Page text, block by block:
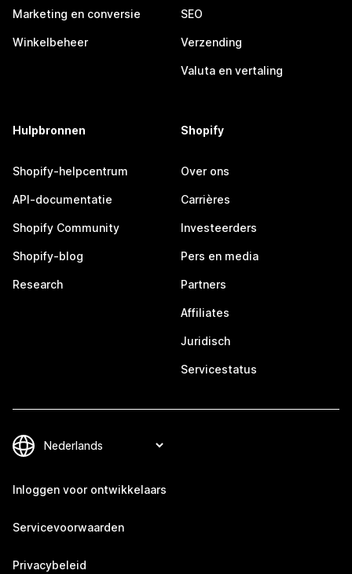
Marketing en conversie
Winkelbeheer
SEO
Verzending
Valuta en vertaling
Hulpbronnen
Shopify-helpcentrum
API-documentatie
Shopify Community
Shopify-blog
Research
Shopify
Over ons
Carrières
Investeerders
Pers en media
Partners
Affiliates
Juridisch
Servicestatus
Inloggen voor ontwikkelaars
Servicevoorwaarden
Privacybeleid